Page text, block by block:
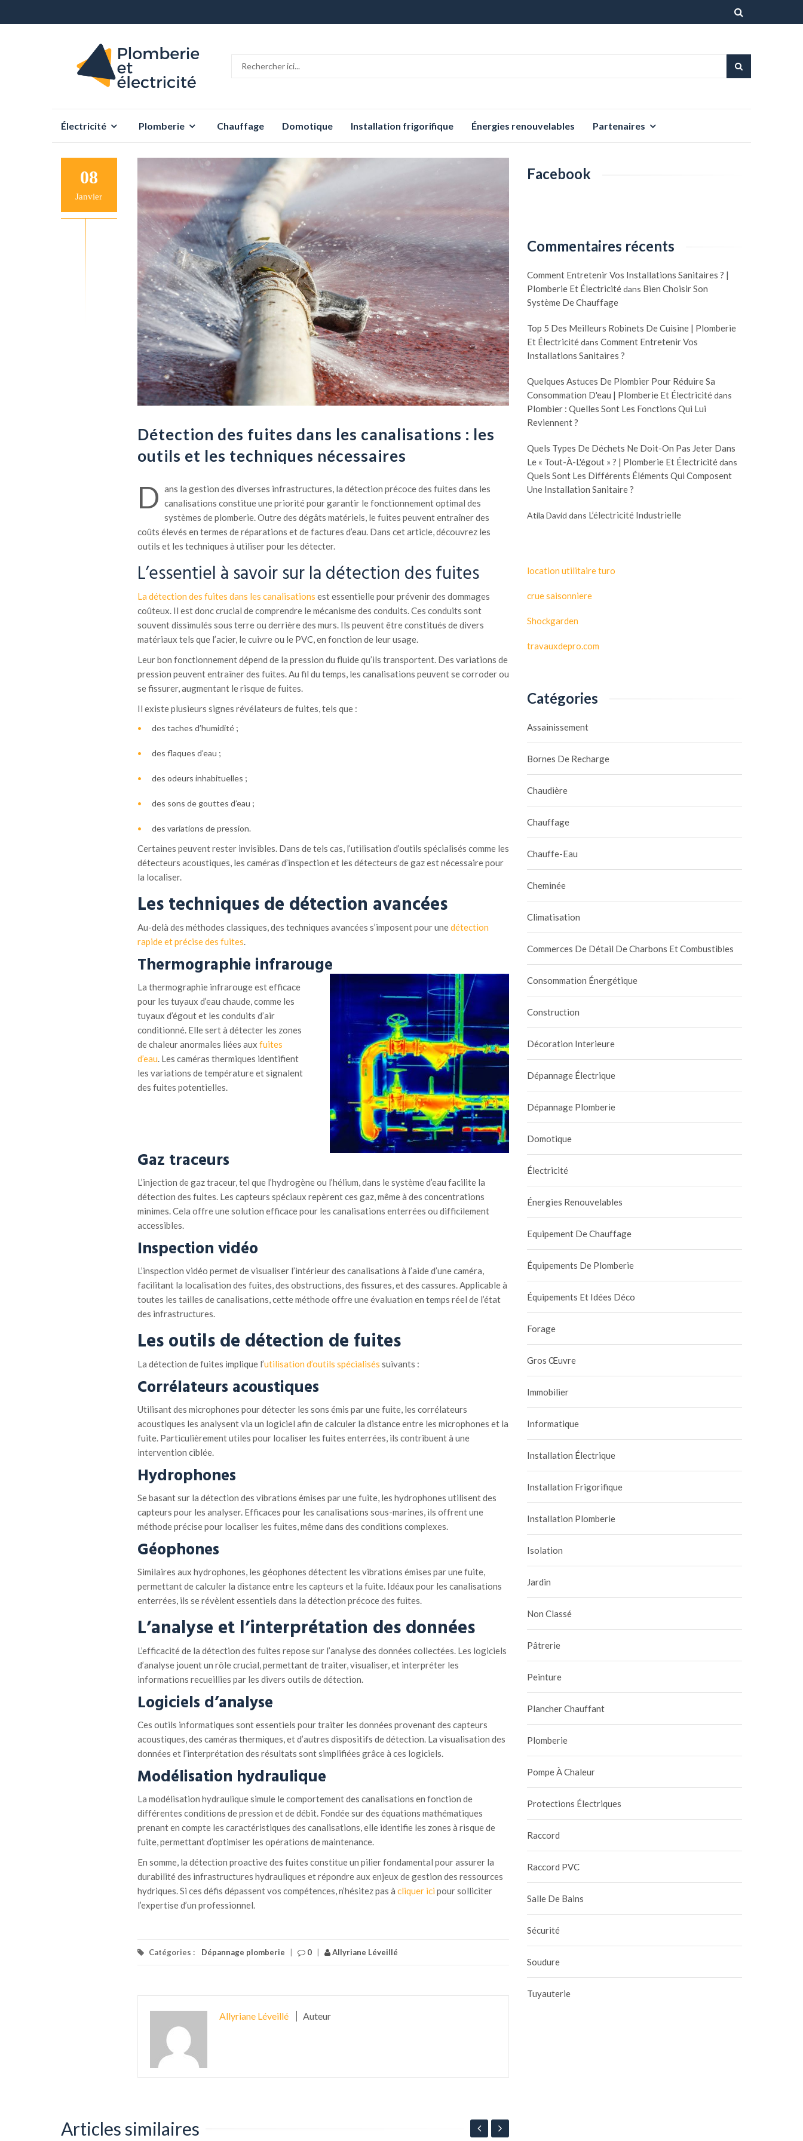
Aller
contenu
Électricité Plomberie Chauffage Domotique Installation frigorifique Énergies renouvelables Partenaires
08
Janvier
Détection des fuites dans les canalisations : les
outils et les techniques nécessaires
D ans la gestion des diverses infrastructures, la détection précoce des fuites dans les
canalisations constitue une priorité pour garantir le fonctionnement optimal des
systèmes de plomberie. Outre des dégâts matériels, le fuites peuvent entraîner des
coûts élevés en termes de réparations et de factures d’eau. Dans cet article, découvrez les
outils et les techniques à utiliser pour les détecter.
L’essentiel à savoir sur la détection des fuites
La détection des fuites dans les canalisations est essentielle pour prévenir des dommages
coûteux. Il est donc crucial de comprendre le mécanisme des conduits. Ces conduits sont
souvent dissimulés sous terre ou derrière des murs. Ils peuvent être constitués de divers
matériaux tels que l’acier, le cuivre ou le PVC, en fonction de leur usage.
Leur bon fonctionnement dépend de la pression du fluide qu’ils transportent. Des variations de
pression peuvent entraîner des fuites. Au fil du temps, les canalisations peuvent se corroder ou
se fissurer, augmentant le risque de fuites.
Il existe plusieurs signes révélateurs de fuites, tels que :
des taches d’humidité ;
des flaques d’eau ;
des odeurs inhabituelles ;
des sons de gouttes d’eau ;
des variations de pression.
Certaines peuvent rester invisibles. Dans de tels cas, l’utilisation d’outils spécialisés comme les
détecteurs acoustiques, les caméras d’inspection et les détecteurs de gaz est nécessaire pour
la localiser.
Les techniques de détection avancées
Au-delà des méthodes classiques, des techniques avancées s’imposent pour unedétection
rapide et précise des fuites.
Thermographie infrarouge
La thermographie infrarouge est efficace
pour les tuyaux d’eau chaude, comme les
tuyaux d’égout et les conduits d’air
conditionné. Elle sert à détecter les zones
de chaleur anormales liées aux fuites
d’eau. Les caméras thermiques identifient
les variations de température et signalent
des fuites potentielles.
Gaz traceurs
L’injection de gaz traceur, tel que l’hydrogène ou l’hélium, dans le système d’eau facilite la
détection des fuites. Les capteurs spéciaux repèrent ces gaz, même à des concentrations
minimes. Cela offre une solution efficace pour les canalisations enterrées ou difficilement
accessibles.
Inspectionvidéo
L’inspection vidéo permet de visualiser l’intérieur des canalisations à l’aide d’une caméra,
facilitant la localisation des fuites, des obstructions, des fissures, et des cassures. Applicable à
toutes les tailles de canalisations, cette méthode offre une évaluation en temps réel de l’état
des infrastructures.
Les outils de détection de fuites
La détection de fuites implique l’utilisation d’outils spécialisés suivants :
Corrélateurs acoustiques
Utilisant des microphones pour détecter les sons émis par une fuite, les corrélateurs
acoustiques les analysent via un logiciel afin de calculer la distance entre les microphones et la
fuite. Particulièrement utiles pour localiser les fuites enterrées, ils contribuent à une
intervention ciblée.
Hydrophones
Se basant sur la détection des vibrations émises par une fuite, les hydrophones utilisent des
capteurs pour les analyser. Efficaces pour les canalisations sous-marines, ils offrent une
méthode précise pour localiser les fuites, même dans des conditions complexes.
Géophones
Similaires aux hydrophones, les géophones détectent les vibrations émises par une fuite,
permettant de calculer la distance entre les capteurs et la fuite. Idéaux pour les canalisations
enterrées, ils se révèlent essentiels dans la détection précoce des fuites.
L’analyse et l’interprétation desdonnées
L’efficacité de la détection des fuites repose sur l’analyse des données collectées. Les logiciels
d’analyse jouent un rôle crucial, permettant de traiter, visualiser, et interpréter les
informations recueillies par les divers outils de détection.
Logiciels d’analyse
Ces outils informatiques sont essentiels pour traiter les données provenant des capteurs
acoustiques, des caméras thermiques, et d’autres dispositifs de détection. La visualisation des
données et l’interprétation des résultats sont simplifiées grâce à ces logiciels.
Modélisation hydraulique
La modélisation hydraulique simule le comportement des canalisations en fonction de
différentes conditions de pression et de débit. Fondée sur des équations mathématiques
prenant en compte les caractéristiques des canalisations, elle identifie les zones à risque de
fuite, permettant d’optimiser les opérations de maintenance.
En somme, la détection proactive des fuites constitue un pilier fondamental pour assurer la
durabilité des infrastructures hydrauliques et répondre aux enjeux de gestion des ressources
hydriques. Si ces défis dépassent vos compétences, n’hésitez pas à cliquer ici pour solliciter
l’expertise d’un professionnel.
Catégories : Dépannage plomberie 0 Allyriane Léveillé
Allyriane Léveillé Auteur
Articles similaires
Facebook
Commentaires récents
Comment Entretenir Vos Installations Sanitaires ? |
Plomberie Et Électricitédans Bien Choisir Son
Système De Chauffage
Top 5 Des Meilleurs Robinets De Cuisine | Plomberie
Et Électricitédans Comment Entretenir Vos
Installations Sanitaires ?
Quelques Astuces De Plombier Pour Réduire Sa
Consommation D'eau | Plomberie Et Électricitédans
Plombier : Quelles Sont Les Fonctions Qui Lui
Reviennent ?
Quels Types De Déchets Ne Doit-On Pas Jeter Dans
Le « Tout-À-L'égout » ? | Plomberie Et Électricitédans
Quels Sont Les Différents Éléments Qui Composent
Une Installation Sanitaire ?
Atila David dans L’électricité Industrielle
location utilitaire turo
crue saisonniere
Shockgarden
travauxdepro.com
Catégories
Assainissement
Bornes De Recharge
Chaudière
Chauffage
Chauffe-Eau
Cheminée
Climatisation
Commerces De Détail De Charbons Et Combustibles
Consommation Énergétique
Construction
Décoration Interieure
Dépannage Électrique
Dépannage Plomberie
Domotique
Électricité
Énergies Renouvelables
Equipement De Chauffage
Équipements De Plomberie
Équipements Et Idées Déco
Forage
Gros Œuvre
Immobilier
Informatique
Installation Électrique
Installation Frigorifique
Installation Plomberie
Isolation
Jardin
Non Classé
Pâtrerie
Peinture
Plancher Chauffant
Plomberie
Pompe À Chaleur
Protections Électriques
Raccord
Raccord PVC
Salle De Bains
Sécurité
Soudure
Tuyauterie